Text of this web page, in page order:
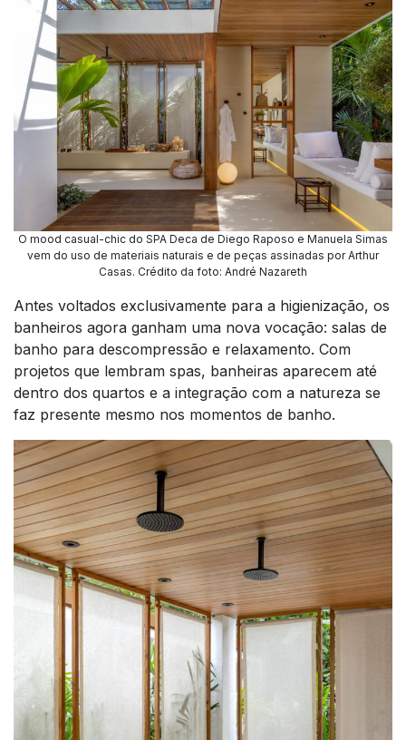
O mood casual-chic do SPA Deca de Diego Raposo e Manuela Simas
vem do uso de materiais naturais e de peças assinadas por Arthur
Casas. Crédito da foto: André Nazareth
Antes voltados exclusivamente para a higienização, os
banheiros agora ganham uma nova vocação: salas de
banho para descompressão e relaxamento. Com
projetos que lembram spas, banheiras aparecem até
dentro dos quartos e a integração com a natureza se
faz presente mesmo nos momentos de banho.